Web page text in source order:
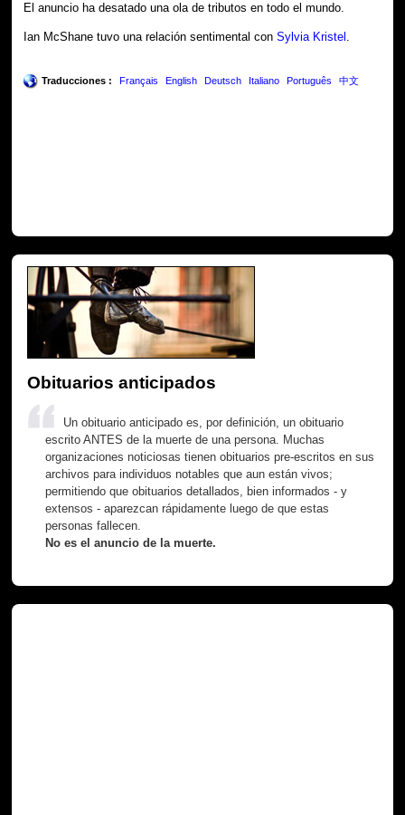
El anuncio ha desatado una ola de tributos en todo el mundo.
Ian McShane tuvo una relación sentimental conSylvia Kristel .
Traducciones : Français English Deutsch Italiano Português 中文
Obituarios anticipados
Un obituario anticipado es, por definición, un obituario
escrito ANTES de la muerte de una persona. Muchas
organizaciones noticiosas tienen obituarios pre-escritos en sus
archivos para individuos notables que aun están vivos;
permitiendo que obituarios detallados, bien informados - y
extensos - aparezcan rápidamente luego de que estas
personas fallecen.
No es el anuncio de la muerte.